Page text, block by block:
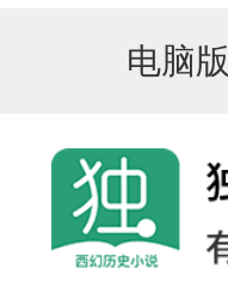
电脑版